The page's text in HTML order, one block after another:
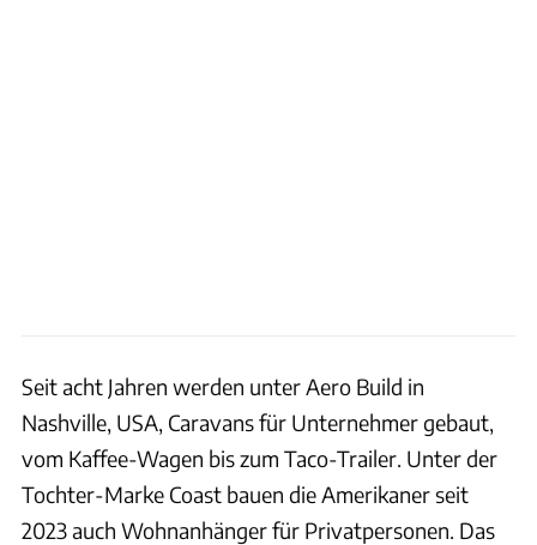
Seit acht Jahren werden unter Aero Build in
Nashville, USA, Caravans für Unternehmer gebaut,
vom Kaffee-Wagen bis zum Taco-Trailer. Unter der
Tochter-Marke Coast bauen die Amerikaner seit
2023 auch Wohnanhänger für Privatpersonen. Das